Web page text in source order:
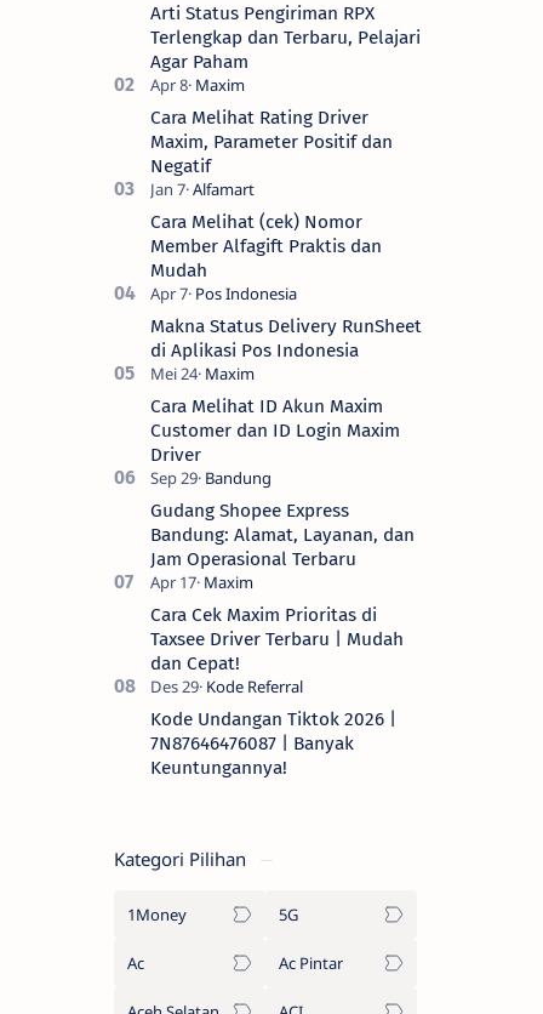
Arti Status Pengiriman RPX
Terlengkap dan Terbaru, Pelajari
Agar Paham
Cara Melihat Rating Driver
Maxim, Parameter Positif dan
Negatif
Cara Melihat (cek) Nomor
Member Alfagift Praktis dan
Mudah
Makna Status Delivery RunSheet
di Aplikasi Pos Indonesia
Cara Melihat ID Akun Maxim
Customer dan ID Login Maxim
Driver
Gudang Shopee Express
Bandung: Alamat, Layanan, dan
Jam Operasional Terbaru
Cara Cek Maxim Prioritas di
Taxsee Driver Terbaru | Mudah
dan Cepat!
Kode Undangan Tiktok 2026 |
7N87646476087 | Banyak
Keuntungannya!
Kategori Pilihan
1Money 5G
Ac Ac Pintar